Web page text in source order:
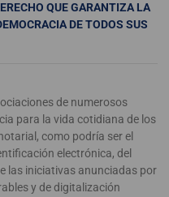
QUE GARANTIZA LA
DE TODOS SUS
de numerosos
para la vida cotidiana de los
como podría ser el
electrónica, del
las iniciativas anunciadas por
y de digitalización